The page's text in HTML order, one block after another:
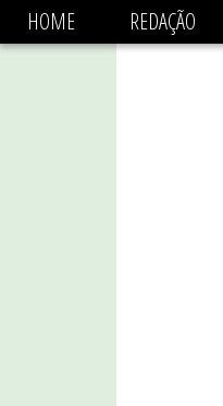
async='async' data-ad-
HOME REDAÇÃO